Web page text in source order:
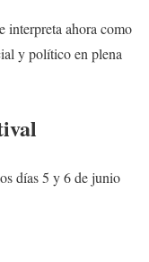
interpreta ahora como
y político en plena
días 5 y 6 de junio